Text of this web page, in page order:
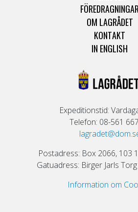
FÖREDRAGNINGAR
OM LAGRÅDET
KONTAKT
IN ENGLISH
Expeditionstid:
Telefon: 08-561
Postadress: Box 2066, 103
Gatuadress: Birger Jarls
Information om